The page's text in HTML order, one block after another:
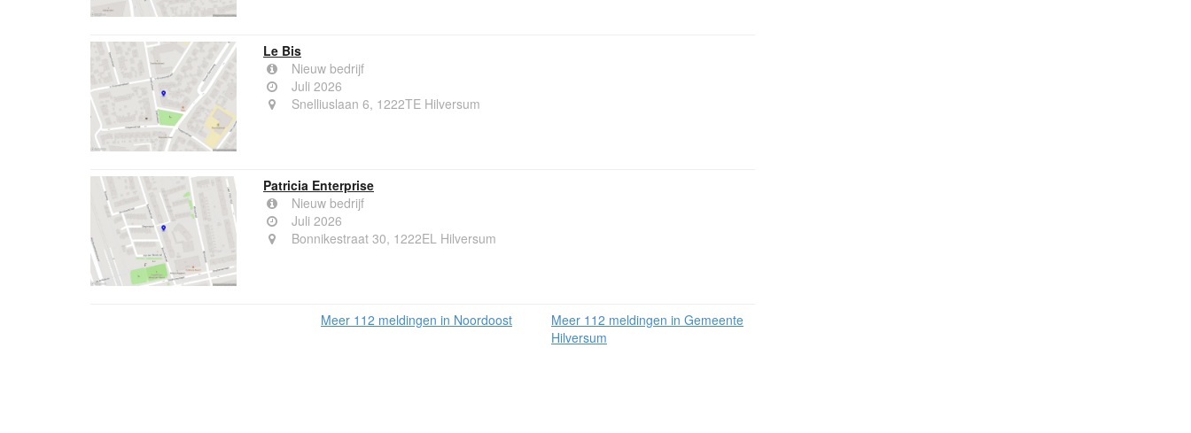
Le Bis
Nieuw bedrijf
Juli 2026
Snelliuslaan 6, 1222TE Hilversum
Patricia Enterprise
Nieuw bedrijf
Juli 2026
Bonnikestraat 30, 1222EL Hilversum
Meer 112 meldingen in Noordoost
Meer 112 meldingen in Gemeente
Hilversum